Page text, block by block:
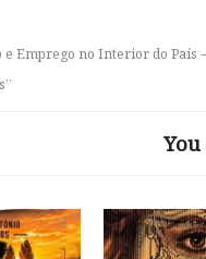
Emprego no Interior do País –